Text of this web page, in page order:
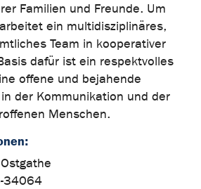
Familien und Freunde. Um
ein multidisziplinäres,
Team in kooperativer
dafür ist ein respektvolles
offene und bejahende
der Kommunikation und der
Menschen.
34064